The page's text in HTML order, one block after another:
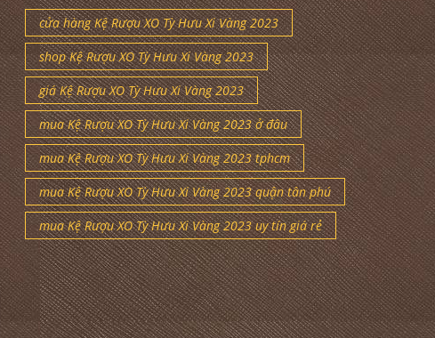
cửa hàng Kệ Rượu XO Tỳ Hưu Xi Vàng 2023
shop Kệ Rượu XO Tỳ Hưu Xi Vàng 2023
giá Kệ Rượu XO Tỳ Hưu Xi Vàng 2023
mua Kệ Rượu XO Tỳ Hưu Xi Vàng 2023 ở đâu
mua Kệ Rượu XO Tỳ Hưu Xi Vàng 2023 tphcm
mua Kệ Rượu XO Tỳ Hưu Xi Vàng 2023 quận tân phú
mua Kệ Rượu XO Tỳ Hưu Xi Vàng 2023 uy tín giá rẻ